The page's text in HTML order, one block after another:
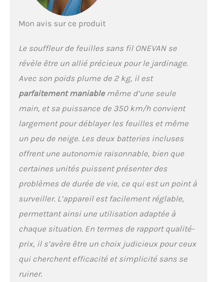
sans fil. La vitesse
350 km/h et élimine
tenaces, simplifiant ainsi
le nettoyage. Grâce à sa
puissance, ce souffleur
electrique est plus efficace
pour l'entretien et
de votre jardin.
Assemblage rapide -
faciles. Alignez
simplement le tube de
du tuyau d'air, insérez la
batterie et c'est parti.
cuivre de qualité, qui
prolonge sa durée de vie et
d'énergie, il vous évite la
sensation d'arrachement
Mon avis sur ce produit
Le souffleur de feuilles sans fil ONEVAN se
révèle être un allié précieux pour le jardinage.
Avec son poids plume de 2 kg, il est
parfaitement maniablemême d’une seule
main, et sa puissance de 350 km/h convient
largement pour déblayer les feuilles et même
un peu de neige. Les deux batteries incluses
offrent une autonomie raisonnable, bien que
certaines unités puissent présenter des
problèmes de durée de vie, ce qui est un point à
surveiller. L’appareil est facilement réglable,
permettant ainsi une utilisation adaptée à
chaque situation. En termes de rapport qualité-
prix, il s’avère être un choix judicieux pour ceux
qui cherchent efficacité et simplicité sans se
ruiner.